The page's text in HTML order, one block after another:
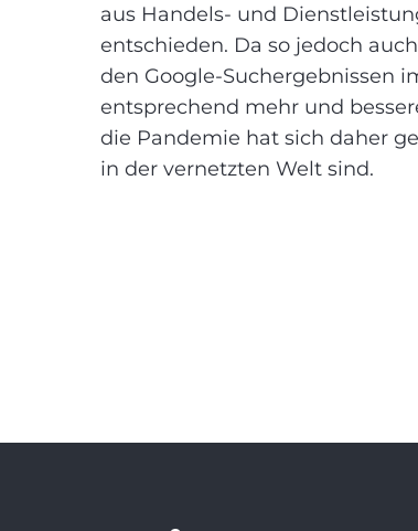
aus Handels- und
entschieden. Da so jedoch
den Google-Suchergebnissen
entsprechend mehr und
die Pandemie hat sich daher
in der vernetzten Welt sind.